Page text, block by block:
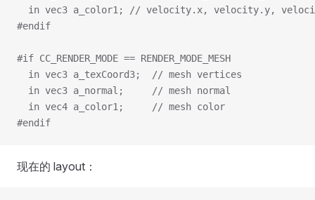
in vec3 a_color1; // velocity.x, velocity.y,
#endif
#if CC_RENDER_MODE == RENDER_MODE_MESH
  in vec3 a_texCoord3;  // mesh vertices
  in vec3 a_normal;     // mesh normal
  in vec4 a_color1;     // mesh color
#endif
现在的 layout：